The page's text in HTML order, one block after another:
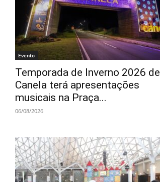
Evento
Temporada de Inverno 2026 de
Canela terá apresentações
musicais na Praça...
06/08/2026